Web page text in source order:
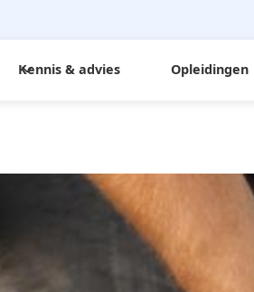
Kennis & advies Opleidingen